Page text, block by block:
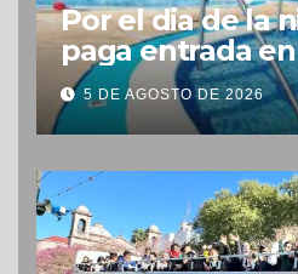
Por el dia de la
paga entrada
Concepción
5 DE AGOSTO DE 2026